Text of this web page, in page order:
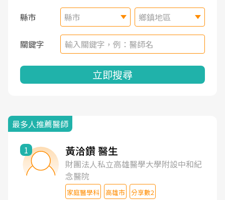
縣市 縣市 鄉鎮地區
關鍵字
立即搜尋
最多人推薦醫師
1 黃洽鑽 醫生
財團法人私立高雄醫學大學附設中和紀
念醫院
家庭醫學科 高雄市 分享數2